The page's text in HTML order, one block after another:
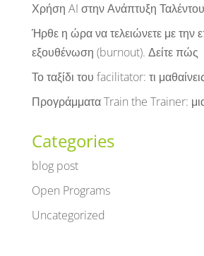
Χρήση AI στην Ανάπτυξη Ταλέντου
Ήρθε η ώρα να τελειώνετε με την
εξουθένωση (burnout). Δείτε πώς
Το ταξίδι του facilitator: τι
Προγράμματα Train the Trainer:
Categories
blog post
Open Programs
Uncategorized